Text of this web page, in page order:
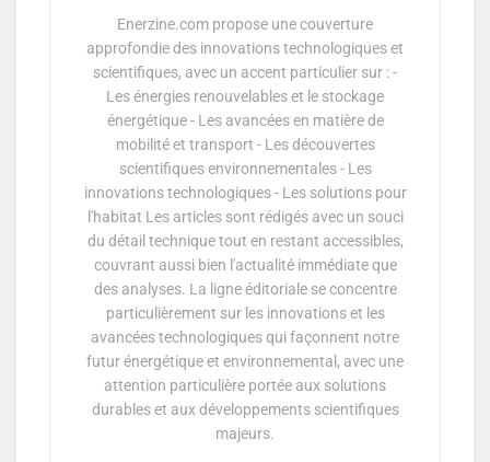
Enerzine.com propose une couverture
approfondie des innovations technologiques et
scientifiques, avec un accent particulier sur : -
Les énergies renouvelables et le stockage
énergétique - Les avancées en matière de
mobilité et transport - Les découvertes
scientifiques environnementales - Les
innovations technologiques - Les solutions pour
l'habitat Les articles sont rédigés avec un souci
du détail technique tout en restant accessibles,
couvrant aussi bien l'actualité immédiate que
des analyses. La ligne éditoriale se concentre
particulièrement sur les innovations et les
avancées technologiques qui façonnent notre
futur énergétique et environnemental, avec une
attention particulière portée aux solutions
durables et aux développements scientifiques
majeurs.